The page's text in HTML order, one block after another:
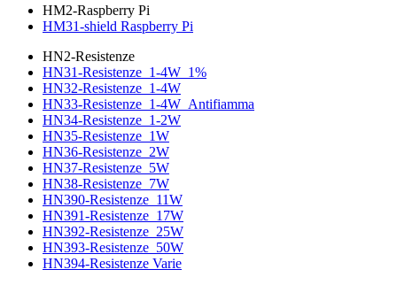
HM2-Raspberry Pi
HM31-shield Raspberry Pi
HN2-Resistenze
HN31-Resistenze_1-4W_1%
HN32-Resistenze_1-4W
HN33-Resistenze_1-4W_Antifiamma
HN34-Resistenze_1-2W
HN35-Resistenze_1W
HN36-Resistenze_2W
HN37-Resistenze_5W
HN38-Resistenze_7W
HN390-Resistenze_11W
HN391-Resistenze_17W
HN392-Resistenze_25W
HN393-Resistenze_50W
HN394-Resistenze Varie